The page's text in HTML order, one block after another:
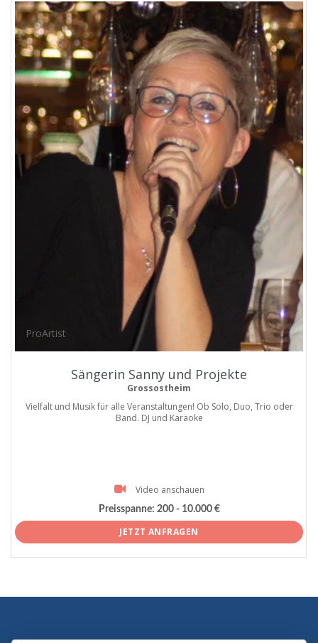
ProArtist
Sängerin Sanny und Projekte
Grossostheim
Vielfalt und Musik für alle Veranstaltungen! Ob Solo, Duo, Trio oder
Band. DJ und Karaoke
Video anschauen
Preisspanne: 200 - 10.000 €
JETZT ANFRAGEN